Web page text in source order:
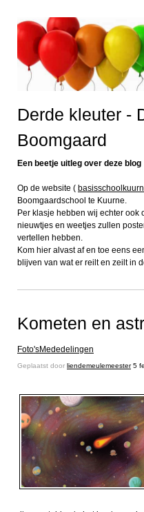
Derde kleuter -
Boomgaard
Een beetje uitleg over deze blog
Op de website (
Boomgaardschool te Kuurne.
Per klasje hebben wij echter
nieuwtjes en weetjes zullen
vertellen hebben.
Kom hier alvast af en toe eens
blijven van wat er reilt en zeilt in
Kometen en
Foto'sMededelingen
Geplaatst door liendemeulemeester 5